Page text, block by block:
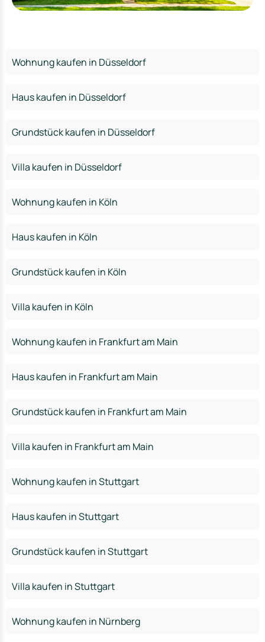
Wohnung kaufen in Düsseldorf
Haus kaufen in Düsseldorf
Grundstück kaufen in Düsseldorf
Villa kaufen in Düsseldorf
Wohnung kaufen in Köln
Haus kaufen in Köln
Grundstück kaufen in Köln
Villa kaufen in Köln
Wohnung kaufen in Frankfurt am Main
Haus kaufen in Frankfurt am Main
Grundstück kaufen in Frankfurt am Main
Villa kaufen in Frankfurt am Main
Wohnung kaufen in Stuttgart
Haus kaufen in Stuttgart
Grundstück kaufen in Stuttgart
Villa kaufen in Stuttgart
Wohnung kaufen in Nürnberg